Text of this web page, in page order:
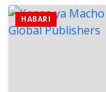
HABARI